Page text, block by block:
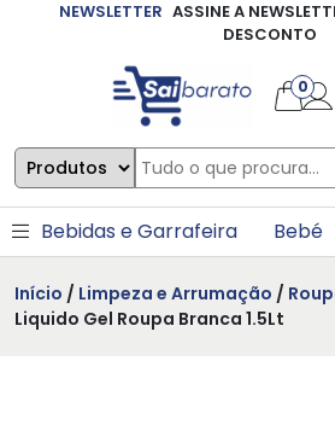
NEWSLETTER ASSINE A
DESCONTO
0
Bebidas e Garrafeira Bebé
Início / Limpeza e Arrumação /
Liquido Gel Roupa Branca 1.5Lt